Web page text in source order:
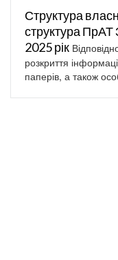
Структура
структура ПрАТ
2025 рік
розкриття
паперів, а також